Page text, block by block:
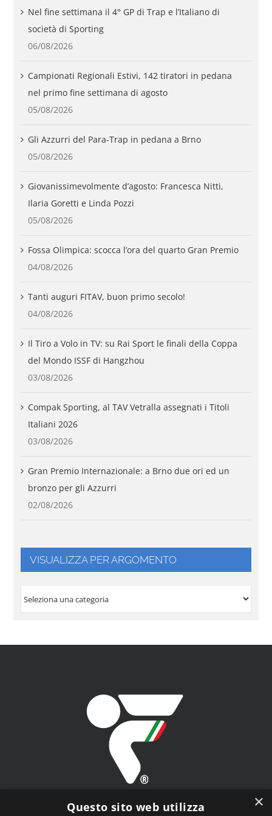
Nel fine settimana il 4° GP di Trap e l’Italiano di
società di Sporting
06/08/2026
Campionati Regionali Estivi, 142 tiratori in pedana
nel primo fine settimana di agosto
05/08/2026
Gli Azzurri del Para-Trap in pedana a Brno
05/08/2026
Giovanissimevolmente d’agosto: Francesca Nitti,
Ilaria Goretti e Linda Pozzi
05/08/2026
Fossa Olimpica: scocca l’ora del quarto Gran Premio
04/08/2026
Tanti auguri FITAV, buon primo secolo!
04/08/2026
Il Tiro a Volo in TV: su Rai Sport le finali della Coppa
del Mondo ISSF di Hangzhou
03/08/2026
Compak Sporting, al TAV Vetralla assegnati i Titoli
Italiani 2026
03/08/2026
Gran Premio Internazionale: a Brno due ori ed un
bronzo per gli Azzurri
02/08/2026
VISUALIZZA PER ARGOMENTO
×
Questo sito web utilizza